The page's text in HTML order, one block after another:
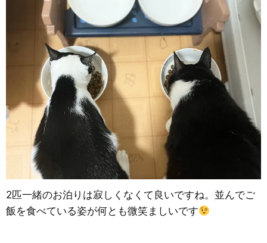
2匹一緒のお泊りは寂しくなくて良いですね。並んでご
飯を食べている姿が何とも微笑ましいです